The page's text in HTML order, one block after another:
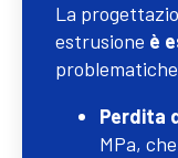
La
estrusione è
Perdita
MPa,